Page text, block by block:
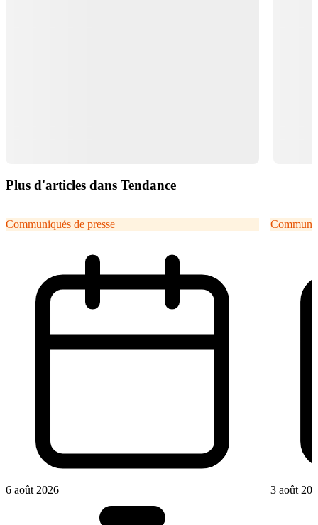
Plus d'articles dans Tendance
Communiqués de presse
6 août 2026 3 août